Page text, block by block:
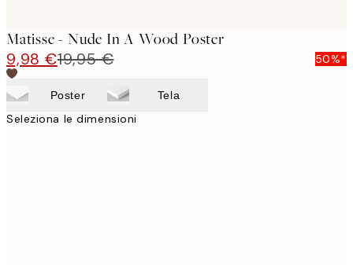
Matisse - Nude In A Wood Poster
9,98 €19,95 € 50%*
Poster Tela
Seleziona le dimensioni